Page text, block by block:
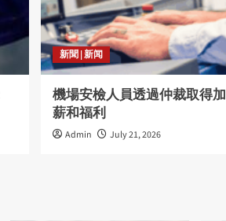
新聞 | 新闻
機場安檢人員透過仲裁取得加
薪和福利
Admin July 21, 2026